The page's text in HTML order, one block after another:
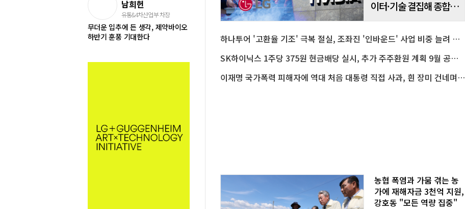
남희헌
유통&4차산업부 차장
무더운 입추에 든 생각, 제약바이오
하반기 훈풍 기대한다
이터·기술 결집해 종합
로보틱스 기업으로
하나투어 '고환율 기조' 극복 절실, 조좌진 '인바운드' 사업 비중 늘려 답 찾는다
SK하이닉스 1주당 375원 현금배당 실시, 추가 주주환원 계획 9월 공개 예정
이재명 국가폭력 피해자에 역대 처음 대통령 직접 사과, 흰 장미 건네며 "책임엔 유효기간 없다"
농협 폭염과 가뭄 겪는 농
가에 재해자금 3천억 지원,
강호동 "모든 역량 집중"